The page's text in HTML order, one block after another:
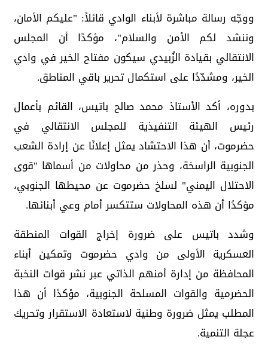
ووجّه رسالة مباشرة لأبناء الوادي قائلاً: "عليكم الأمان،
وننشد لكم الأمن والسلام"، مؤكدًا أن المجلس
الانتقالي بقيادة الزُبيدي سيكون مفتاح الخير في وادي
الخير، ومشدّدًا على استكمال تحرير باقي المناطق.
بدوره، أكد الأستاذ محمد صالح باتيس، القائم بأعمال
رئيس الهيئة التنفيذية للمجلس الانتقالي في
حضرموت، أن هذا الاحتشاد يمثل إعلانًا عن إرادة الشعب
الجنوبية الراسخة، وحذر من محاولات من أسماها "قوى
الاحتلال اليمني" لسلخ حضرموت عن محيطها الجنوبي،
مؤكدًا أن هذه المحاولات ستتكسر أمام وعي أبنائها.
وشدد باتيس على ضرورة إخراج القوات المنطقة
العسكرية الأولى من وادي حضرموت وتمكين أبناء
المحافظة من إدارة أمنهم الذاتي عبر نشر قوات النخبة
الحضرمية والقوات المسلحة الجنوبية، مؤكدًا أن هذا
المطلب يمثل ضرورة وطنية لاستعادة الاستقرار وتحريك
عجلة التنمية.